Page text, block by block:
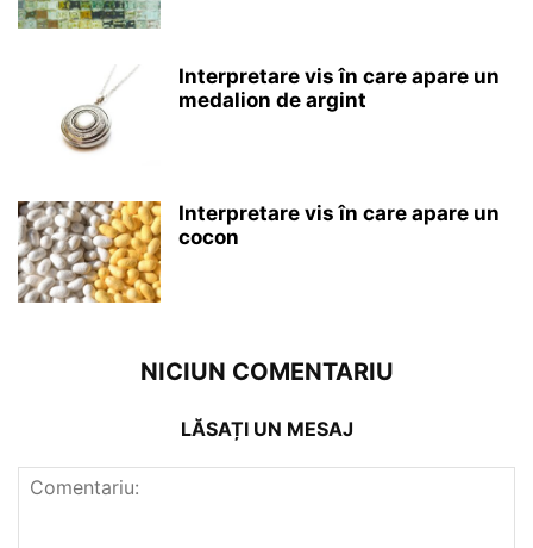
Interpretare vis în care apare un
medalion de argint
Interpretare vis în care apare un
cocon
NICIUN COMENTARIU
LĂSAȚI UN MESAJ